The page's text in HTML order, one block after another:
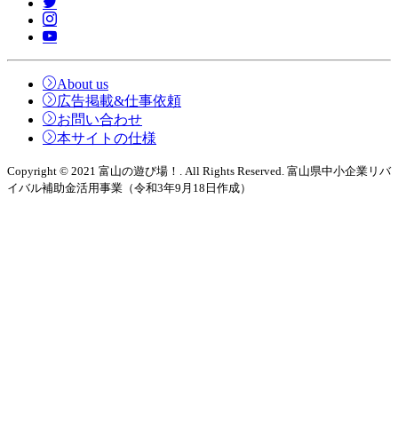
About us
広告掲載&仕事依頼
お問い合わせ
本サイトの仕様
Copyright © 2021 富山の遊び場！. All Rights Reserved. 富山県中小企業リバ
イバル補助金活用事業（令和3年9月18日作成）